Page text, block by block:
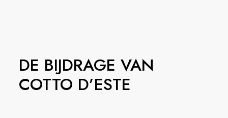
DE BIJDRAGE VAN
COTTO D’ESTE